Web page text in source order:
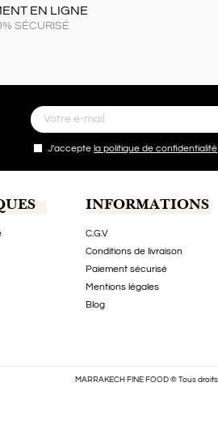
EN LIGNE
SÉCURISÉ
J'acceptela politique de confidentialité
INFORMATIONS
C.G.V
Conditions de livraison
Paiement sécurisé
Mentions légales
Blog
MARRAKECH FINE FOOD © Tous